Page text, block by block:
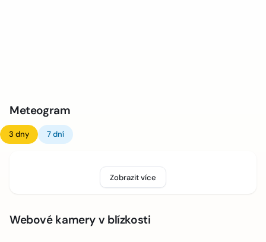
Meteogram
3 dny 7 dní
Zobrazit více
Webové kamery v blízkosti